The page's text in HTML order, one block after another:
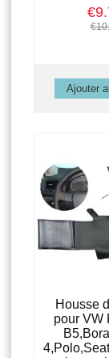
Housse
pour VW